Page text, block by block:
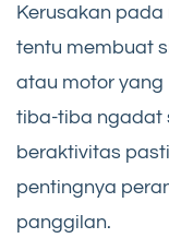
Kerusakan
tentu membuat
atau motor
tiba-tiba ngadat
beraktivitas
pentingnya
panggilan.